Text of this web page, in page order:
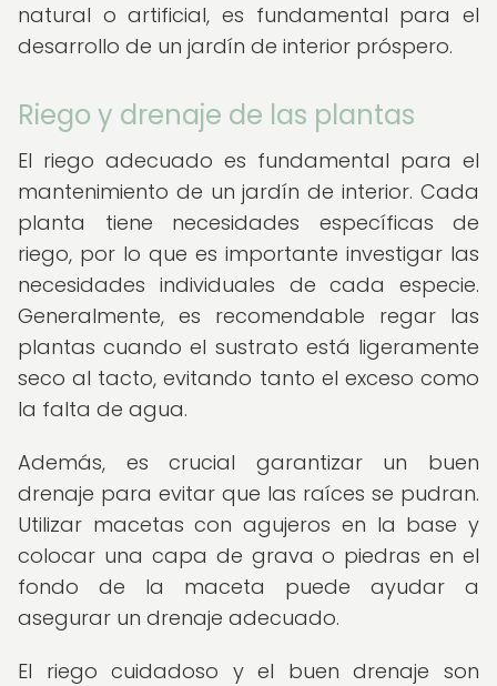
natural o artificial, es fundamental para el
desarrollo de un jardín de interior próspero.
Riego y drenaje de las plantas
El riego adecuado es fundamental para el
mantenimiento de un jardín de interior. Cada
planta tiene necesidades específicas de
riego, por lo que es importante investigar las
necesidades individuales de cada especie.
Generalmente, es recomendable regar las
plantas cuando el sustrato está ligeramente
seco al tacto, evitando tanto el exceso como
la falta de agua.
Además, es crucial garantizar un buen
drenaje para evitar que las raíces se pudran.
Utilizar macetas con agujeros en la base y
colocar una capa de grava o piedras en el
fondo de la maceta puede ayudar a
asegurar un drenaje adecuado.
El riego cuidadoso y el buen drenaje son